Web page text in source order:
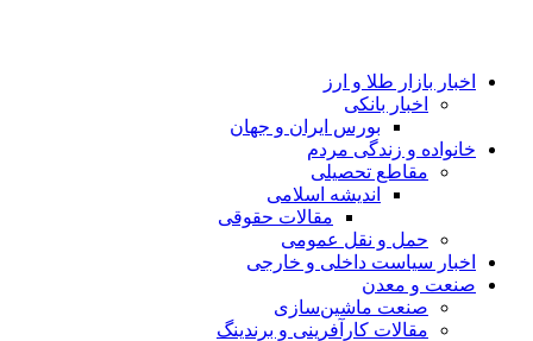
اخبار بازار طلا و ارز
اخبار بانکی
بورس ایران و جهان
خانواده و زندگی مردم
مقاطع تحصیلی
اندیشه اسلامی
مقالات حقوقی
حمل و نقل عمومی
اخبار سیاست داخلی و خارجی
صنعت و معدن
صنعت ماشین‌سازی
مقالات کارآفرینی و برندینگ